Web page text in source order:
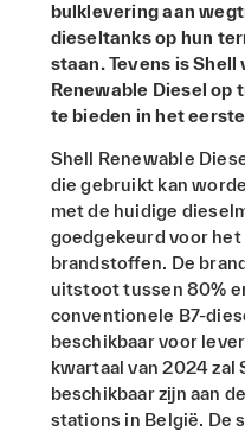
bulklevering aan
dieseltanks op hun
staan. Tevens is Shell
Renewable Diesel op
te bieden in het
Shell Renewable
die gebruikt kan
met de huidige
goedgekeurd voor
brandstoffen. De
uitstoot tussen 80%
conventionele B7-
beschikbaar voor
kwartaal van 2024 zal
beschikbaar zijn aan
stations in België. De